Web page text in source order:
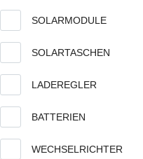
SOLARMODULE
SOLARTASCHEN
LADEREGLER
BATTERIEN
WECHSELRICHTER